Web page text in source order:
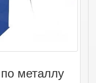
металлу